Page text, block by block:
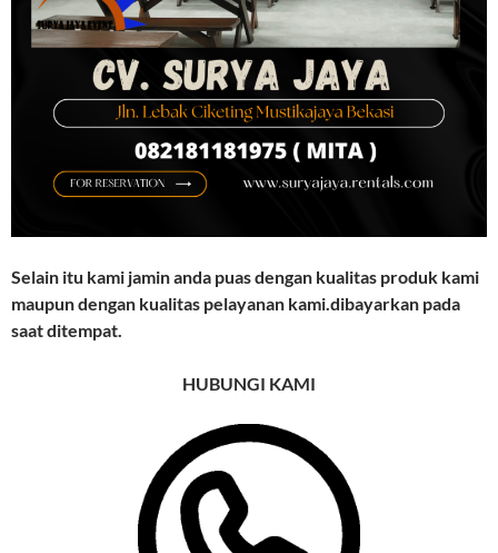
Selain itu kami jamin anda puas dengan kualitas produk kami
maupun dengan kualitas pelayanan kami.dibayarkan pada
saat ditempat.
HUBUNGI KAMI